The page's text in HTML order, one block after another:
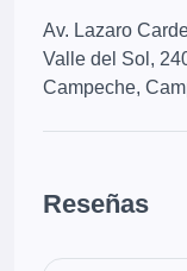
Av. Lazaro
Valle del Sol,
Campeche,
Reseñas